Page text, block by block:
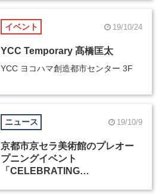
イベント 19/10/24
YCC Temporary 髙橋匡太
YCC ヨコハマ創造都市センター 3F
ニュース 19/10/9
京都市京セラ美術館のプレオー
プニングイベント
「CELEBRATING